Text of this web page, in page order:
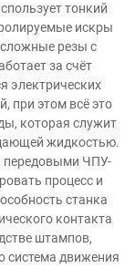
тонкий
искры
резы с
за счёт
электрических
при этом всё это
которая служит
жидкостью.
передовыми ЧПУ-
процесс и
станка
контакта
штампов,
система движения